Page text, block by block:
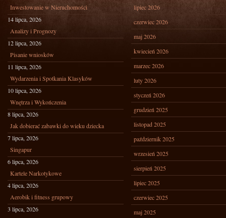
Inwestowanie w Nieruchomości
14 lipca, 2026
Analizy i Prognozy
12 lipca, 2026
Pisanie wniosków
11 lipca, 2026
Wydarzenia i Spotkania Klasyków
10 lipca, 2026
Wnętrza i Wykończenia
8 lipca, 2026
Jak dobierać zabawki do wieku dziecka
7 lipca, 2026
Singapur
6 lipca, 2026
Kartele Narkotykowe
4 lipca, 2026
Aerobik i fitness grupowy
3 lipca, 2026
lipiec 2026
czerwiec 2026
maj 2026
kwiecień 2026
marzec 2026
luty 2026
styczeń 2026
grudzień 2025
listopad 2025
październik 2025
wrzesień 2025
sierpień 2025
lipiec 2025
czerwiec 2025
maj 2025